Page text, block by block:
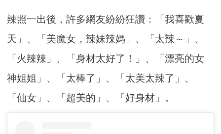
辣照一出後，許多網友紛紛狂讚：「我喜歡夏
天」、「美魔女，辣妹辣媽」、「太辣～」、
「火辣辣」、「身材太好了！」、「漂亮的女
神姐姐」、「太棒了」、「太美太辣了」、
「仙女」、「超美的」、「好身材」。